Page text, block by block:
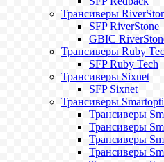
Трансиверы
SFP RiverStone
GBIC
Трансиверы Ruby
SFP Ruby Tech
Трансиверы Sixnet
SFP Sixnet
Трансиверы
Трансиверы
Трансиверы
Трансиверы
Трансиверы